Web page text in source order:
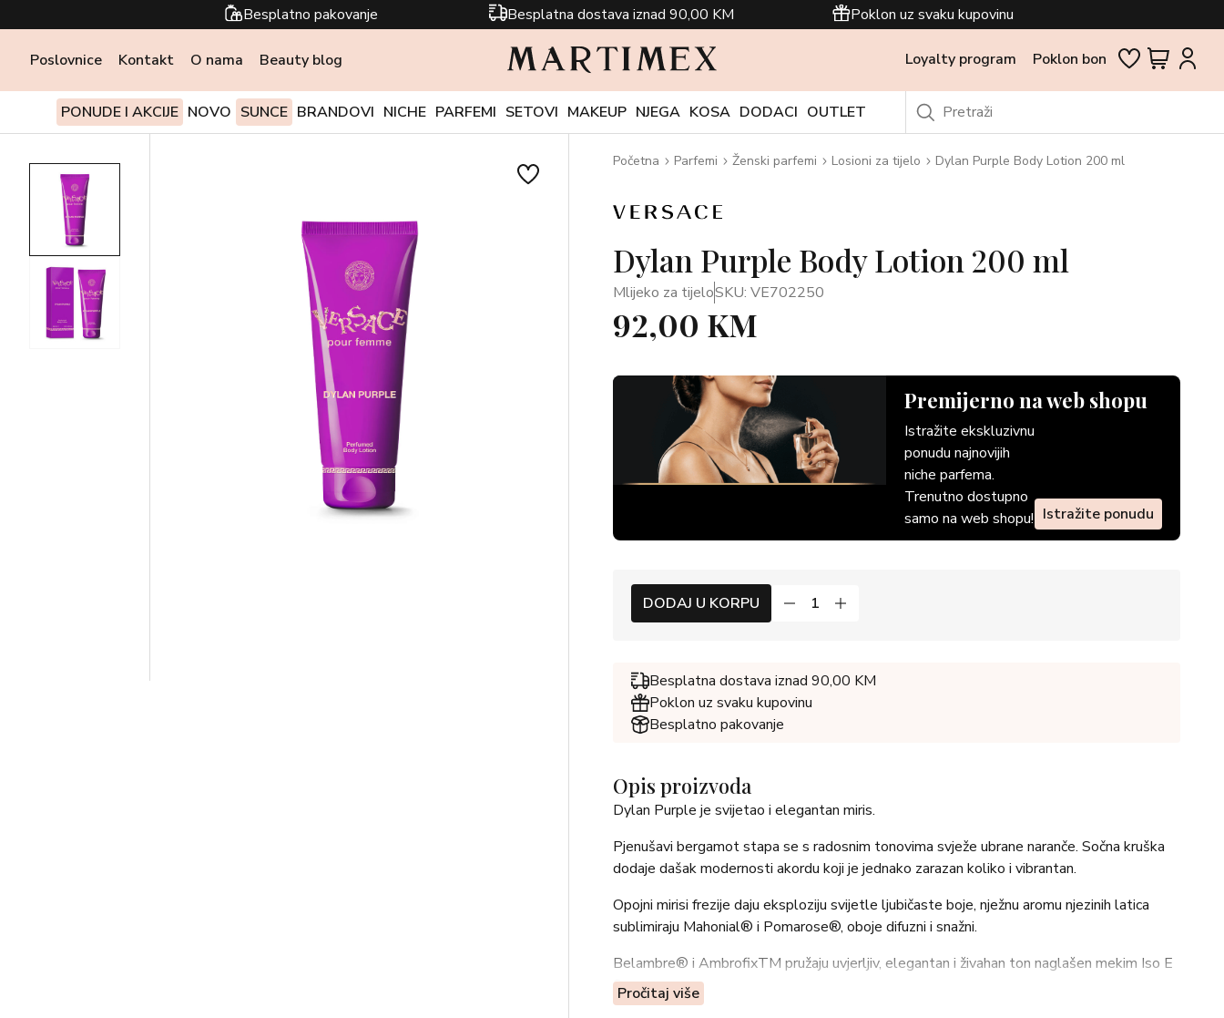
Besplatno pakovanje Besplatna dostava iznad 90,00 KM Poklon uz svaku kupovinu
Poslovnice Kontakt O nama Beauty blog Loyalty program Poklon bon
PONUDE I AKCIJE NOVO SUNCE BRANDOVI NICHE PARFEMI SETOVI MAKEUP NJEGA KOSA DODACI OUTLET
Početna Parfemi Ženski parfemi Losioni za tijelo Dylan Purple Body Lotion 200 ml
Dylan Purple Body Lotion 200 ml
Mlijeko za tijeloSKU: VE702250
92,00 KM
Premijerno na web shopu
Istražite ekskluzivnu
ponudu najnovijih
niche parfema.
Trenutno dostupno
samo na web shopu! Istražite ponudu
DODAJ U KORPU
Besplatna dostava iznad 90,00 KM
Poklon uz svaku kupovinu
Besplatno pakovanje
Opis proizvoda
Dylan Purple je svijetao i elegantan miris.
Pjenušavi bergamot stapa se s radosnim tonovima svježe ubrane naranče. Sočna kruška
dodaje dašak modernosti akordu koji je jednako zarazan koliko i vibrantan.
Opojni mirisi frezije daju eksploziju svijetle ljubičaste boje, nježnu aromu njezinih latica
sublimiraju Mahonial® i Pomarose®, oboje difuzni i snažni.
Belambre® i AmbrofixTM pružaju uvjerljiv, elegantan i živahan ton naglašen mekim Iso E
Super
Pročitaj više